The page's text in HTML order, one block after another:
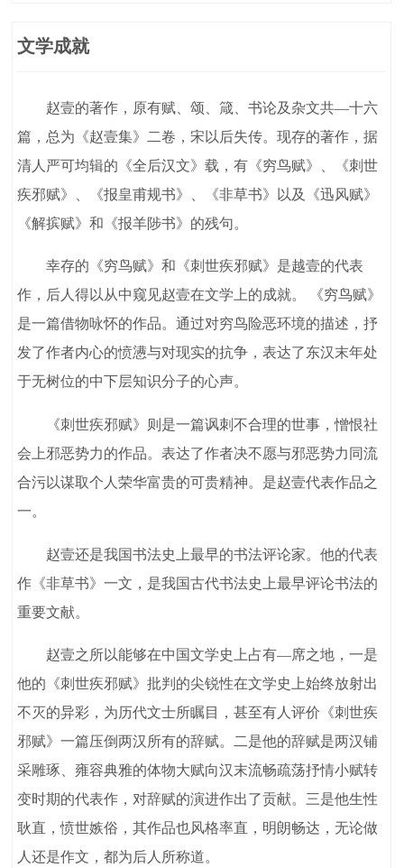
文学成就
赵壹的著作，原有赋、颂、箴、书论及杂文共—十六
篇，总为《赵壹集》二卷，宋以后失传。现存的著作，据
清人严可均辑的《全后汉文》载，有《穷鸟赋》、《刺世
疾邪赋》、《报皇甫规书》、《非草书》以及《迅风赋》
《解摈赋》和《报羊陟书》的残句。
幸存的《穷鸟赋》和《刺世疾邪赋》是越壹的代表
作，后人得以从中窥见赵壹在文学上的成就。 《穷鸟赋》
是一篇借物咏怀的作品。通过对穷鸟险恶环境的描述，抒
发了作者内心的愤懑与对现实的抗争，表达了东汉末年处
于无树位的中下层知识分子的心声。
《刺世疾邪赋》则是一篇讽刺不合理的世事，憎恨社
会上邪恶势力的作品。表达了作者决不愿与邪恶势力同流
合污以谋取个人荣华富贵的可贵精神。是赵壹代表作品之
一。
赵壹还是我国书法史上最早的书法评论家。他的代表
作《非草书》一文，是我国古代书法史上最早评论书法的
重要文献。
赵壹之所以能够在中国文学史上占有—席之地，一是
他的《刺世疾邪赋》批判的尖锐性在文学史上始终放射出
不灭的异彩，为历代文士所瞩目，甚至有人评价《刺世疾
邪赋》一篇压倒两汉所有的辞赋。二是他的辞赋是两汉铺
采雕琢、雍容典雅的体物大赋向汉末流畅疏荡抒情小赋转
变时期的代表作，对辞赋的演进作出了贡献。三是他生性
耿直，愤世嫉俗，其作品也风格率直，明朗畅达，无论做
人还是作文，都为后人所称道。